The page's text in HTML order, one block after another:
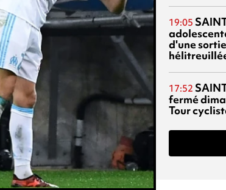
19:05
d'une
17:52
fermé
Tour